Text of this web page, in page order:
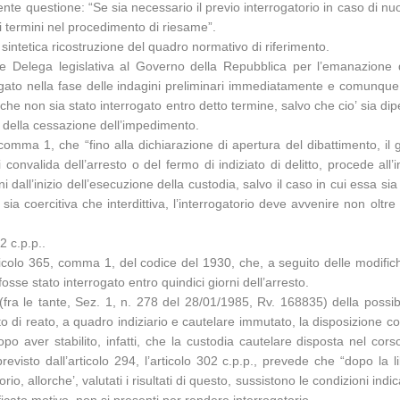
questione: “Se sia necessario il previo interrogatorio in caso di
nel procedimento di riesame”.
ricostruzione del quadro normativo di riferimento.
legislativa al Governo della Repubblica per
nella fase delle indagini preliminari immediatamente e
non sia stato interrogato entro detto termine, salvo che cio’ sia
cessazione dell’impedimento.
1, che “fino alla dichiarazione di apertura del dibattimento, il
dell’arresto o del fermo di indiziato di delitto, procede
dell’esecuzione della custodia, salvo il caso in cui essa
coercitiva che interdittiva, l’interrogatorio deve avvenire non
c.p.p..
365, comma 1, del codice del 1930, che, a seguito delle
stato interrogato entro quindici giorni dell’arresto.
le tante, Sez. 1, n. 278 del 28/01/1985, Rv. 168835) della
reato, a quadro indiziario e cautelare immutato, la disposizione
aver stabilito, infatti, che la custodia cautelare disposta nel
dall’articolo 294, l’articolo 302 c.p.p., prevede che “dopo
allorche’, valutati i risultati di questo, sussistono le condizioni